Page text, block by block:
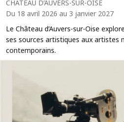
CHÂTEAU D’AUVERS-SUR-OISE
Du 18 avril 2026 au 3 janvier 2027
Le Château d’Auvers-sur-Oise
ses sources artistiques aux artistes
contemporains.